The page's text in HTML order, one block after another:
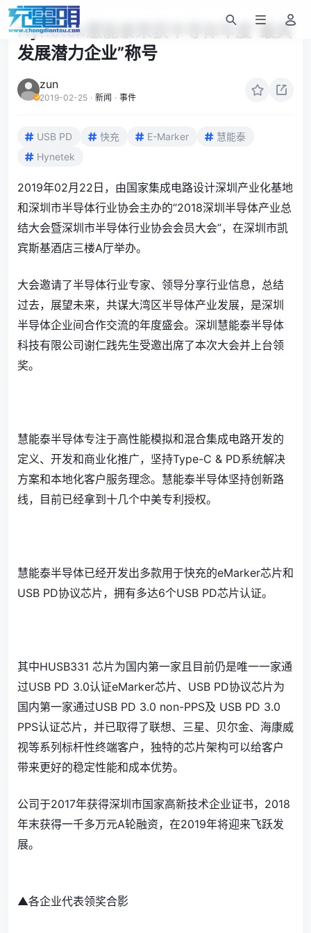
Hynetek慧能泰荣获半导体年度“最具
发展潜力企业”称号
zun
2019-02-25 · 新闻 · 事件
USB PD 快充 E-Marker
慧能泰
Hynetek
2019年02月22日，由国家集成电路设计深圳产业化基地
和深圳市半导体行业协会主办的“2018深圳半导体产业总
结大会暨深圳市半导体行业协会会员大会”，在深圳市凯
宾斯基酒店三楼A厅举办。
大会邀请了半导体行业专家、领导分享行业信息，总结
过去，展望未来，共谋大湾区半导体产业发展，是深圳
半导体企业间合作交流的年度盛会。深圳慧能泰半导体
科技有限公司谢仁践先生受邀出席了本次大会并上台领
奖。
慧能泰半导体专注于高性能模拟和混合集成电路开发的
定义、开发和商业化推广，坚持Type-C & PD系统解决
方案和本地化客户服务理念。慧能泰半导体坚持创新路
线，目前已经拿到十几个中美专利授权。
慧能泰半导体已经开发出多款用于快充的eMarker芯片和
USB PD协议芯片，拥有多达6个USB PD芯片认证。
其中HUSB331 芯片为国内第一家且目前仍是唯一一家通
过USB PD 3.0认证eMarker芯片、USB PD协议芯片为
国内第一家通过USB PD 3.0 non-PPS及 USB PD 3.0
PPS认证芯片，并已取得了联想、三星、贝尔金、海康威
视等系列标杆性终端客户，独特的芯片架构可以给客户
带来更好的稳定性能和成本优势。
公司于2017年获得深圳市国家高新技术企业证书，2018
年末获得一千多万元A轮融资，在2019年将迎来飞跃发
展。
▲各企业代表领奖合影